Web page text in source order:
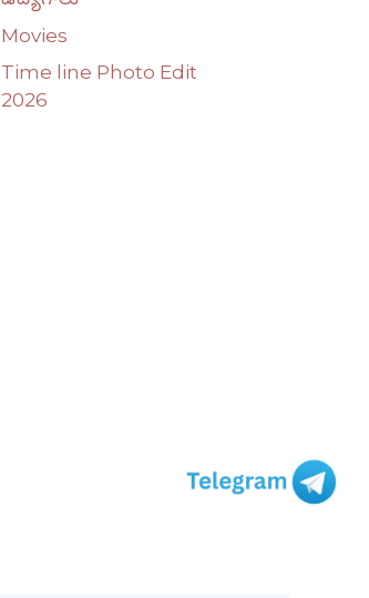
Movies
Time line Photo Edit
2026